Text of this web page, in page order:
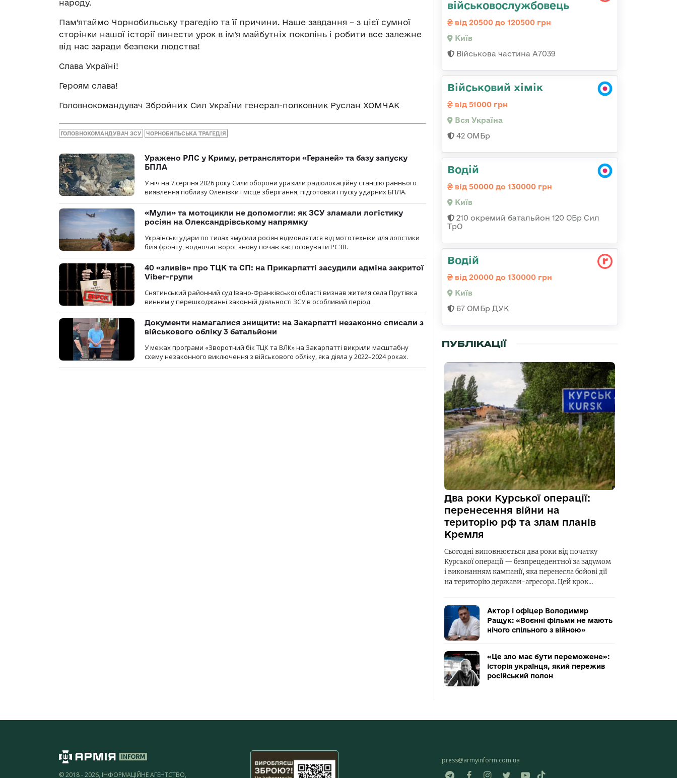
народу.
Пам’ятаймо Чорнобильську трагедію та її причини. Наше завдання – з цієї сумної
сторінки нашої історії винести урок в ім’я майбутніх поколінь і робити все залежне
від нас заради безпеки людства!
Слава Україні!
Героям слава!
Головнокомандувач Збройних Сил України генерал-полковник Руслан ХОМЧАК
ГОЛОВНОКОМАНДУВАЧ ЗСУ ЧОРНОБИЛЬСЬКА ТРАГЕДІЯ
Уражено РЛС у Криму, ретранслятори «Гераней» та базу запуску
БПЛА
У ніч на 7 серпня 2026 року Сили оборони уразили радіолокаційну станцію раннього
виявлення поблизу Оленівки і місце зберігання, підготовки і пуску ударних БПЛА.
«Мули» та мотоцикли не допомогли: як ЗСУ зламали логістику
росіян на Олександрівському напрямку
Українські удари по тилах змусили росіян відмовлятися від мототехніки для логістики
біля фронту, водночас ворог знову почав застосовувати РСЗВ.
40 «зливів» про ТЦК та СП: на Прикарпатті засудили адміна закритої
Viber-групи
Снятинський районний суд Івано-Франківської області визнав жителя села Прутівка
винним у перешкоджанні законній діяльності ЗСУ в особливий період.
Документи намагалися знищити: на Закарпатті незаконно списали з
військового обліку 3 батальйони
У межах програми «Зворотний бік ТЦК та ВЛК» на Закарпатті викрили масштабну
схему незаконного виключення з військового обліку, яка діяла у 2022–2024 роках.
військовослужбовець
від 20500 до 120500 грн
Київ
Військова частина А7039
Військовий хімік
від 51000 грн
Вся Україна
42 ОМБр
Водій
від 50000 до 130000 грн
Київ
210 окремий батальйон 120 ОБр Сил
ТрО
Водій
від 20000 до 130000 грн
Київ
67 ОМБр ДУК
ПУБЛІКАЦІЇ
Два роки Курської операції:
перенесення війни на
територію рф та злам планів
Кремля
Сьогодні виповнюється два роки від початку
Курської операції — безпрецедентної за задумом
і виконанням кампанії, яка перенесла бойові дії
на територію держави-агресора. Цей крок…
Актор і офіцер Володимир
Ращук: «Воєнні фільми не мають
нічого спільного з війною»
«Це зло має бути переможене»:
історія українця, який пережив
російський полон
© 2018 - 2026, ІНФОРМАЦІЙНЕ АГЕНТСТВО,
press@armyinform.com.ua